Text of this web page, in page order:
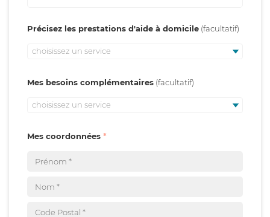
Précisez les prestations d'aide à domicile
choisissez un service
Mes besoins complémentaires
choisissez un service
Mes coordonnées